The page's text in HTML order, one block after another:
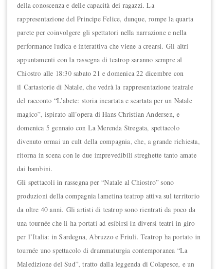
della conoscenza e delle capacità dei ragazzi. La
rappresentazione del Principe Felice, dunque, rompe la quarta
parete per coinvolgere gli spettatori nella narrazione e nella
performance ludica e interattiva che viene a crearsi. Gli altri
appuntamenti con la rassegna di teatrop saranno sempre al
Chiostro alle 18:30 sabato 21 e domenica 22 dicembre con
il Cartastorie di Natale, che vedrà la rappresentazione teatrale
del racconto “L’abete: storia incartata e scartata per un Natale
magico”, ispirato all’opera di Hans Christian Andersen, e
domenica 5 gennaio con La Merenda Stregata, spettacolo
divenuto ormai un cult della compagnia, che, a grande richiesta,
ritorna in scena con le due imprevedibili streghette tanto amate
dai bambini.
Gli spettacoli in rassegna per “Natale al Chiostro” sono
produzioni della compagnia lametina teatrop attiva sul territorio
da oltre 40 anni. Gli artisti di teatrop sono rientrati da poco da
una tournée che li ha portati ad esibirsi in diversi teatri in giro
per l’Italia: in Sardegna, Abruzzo e Friuli. Teatrop ha portato in
tournée uno spettacolo di drammaturgia contemporanea “La
Maledizione del Sud”, tratto dalla leggenda di Colapesce, e un